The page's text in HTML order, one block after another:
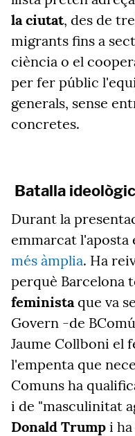
la ciutat, des de
migrants fins a
ciència o el
per fer públic
generals, sense
concretes.
Batalla
Durant la
emmarcat l'aposta
més àmplia. Ha
perquè Barcelona
feministaque va
Govern -de
Jaume Collboni el
l'empenta que
Comuns ha
i de "masculinitat
Donald Trump i